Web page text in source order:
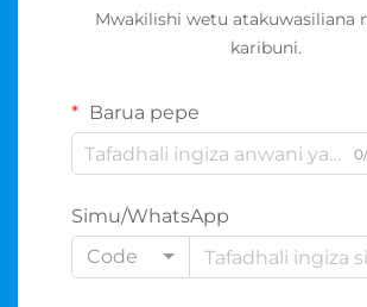
Mwakilishi wetu atakuwasiliana
karibuni.
Barua pepe
Simu/WhatsApp
Code